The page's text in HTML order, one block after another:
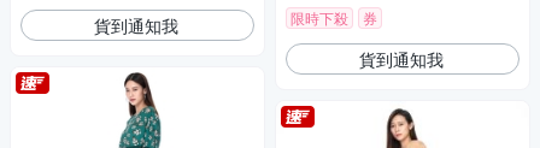
貨到通知我 限時下殺 券
貨到通知我